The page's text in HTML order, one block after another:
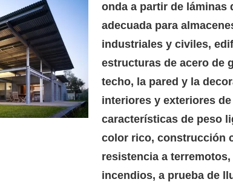
onda a partir de láminas
adecuada para
industriales y civiles,
estructuras de acero de
techo, la pared y la
interiores y exteriores
características de peso
color rico, construcción
resistencia a
incendios, a prueba de